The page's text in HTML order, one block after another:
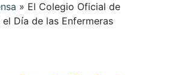
» El Colegio Oficial de
Día de las Enfermeras